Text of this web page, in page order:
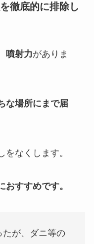
徹底的に排除し
噴射力がありま
な場所にまで届
をなくします。
すすめです。
たが、ダニ等の